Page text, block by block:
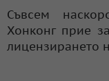
Съвсем
Хонконг прие
лицензирането